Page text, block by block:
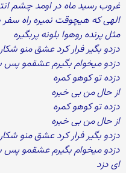
غروب رسید ماه در اومد چشم
الهی که هیچوقت نمیره راه سفر
مثل پرنده روهوا بلونه پربگیره
دزدو بگیر فرار کرد عشق منو
دزدو میخوام بگیرم عشقمو پس
دزده تو کوهو کمره
از حال من بی خبره
دزده تو کوهو کمره
از حال من بی خبره
دزدو بگیر فرار کرد عشق منو
دزدو میخوام بگیرم عشقمو پس
ای دزد